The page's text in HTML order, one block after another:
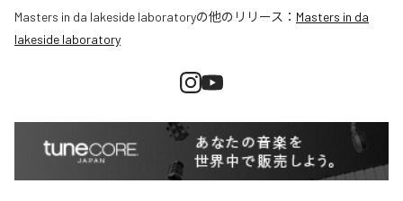
Masters in da lakeside laboratoryの他のリリース： Masters in da
lakeside laboratory